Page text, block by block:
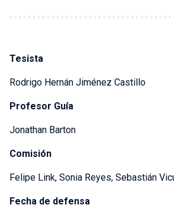
Tesista
Rodrigo Hernán Jiménez Castillo
Profesor Guía
Jonathan Barton
Comisión
Felipe Link, Sonia Reyes, Sebastián
Fecha de defensa